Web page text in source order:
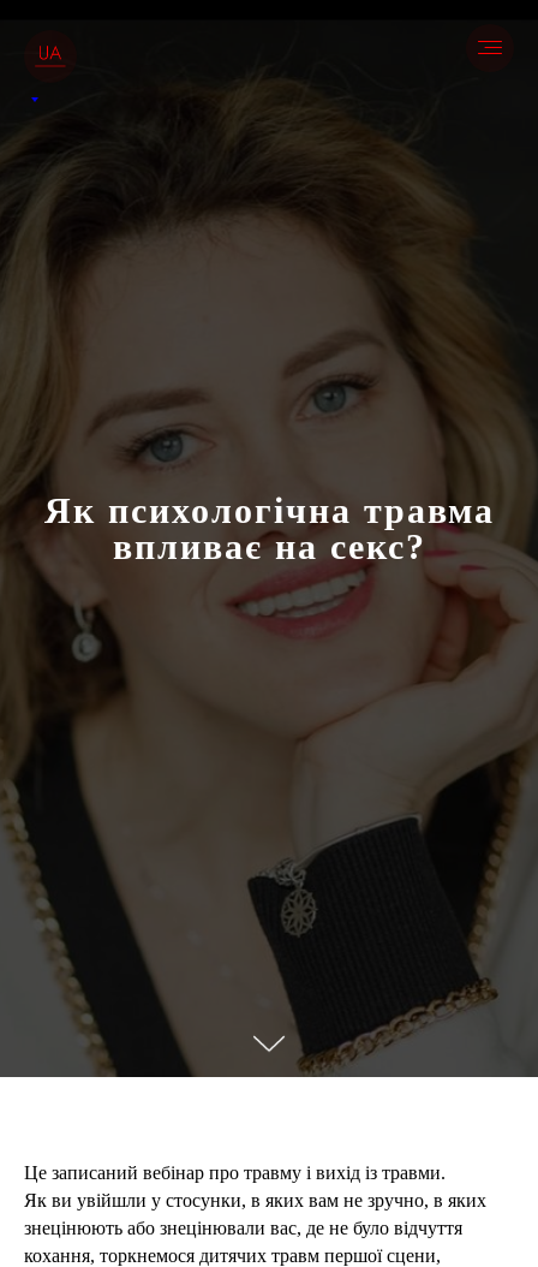
Як психологічна травма
впливає на секс?
Це записаний вебінар про травму і вихід із травми.
Як ви увійшли у стосунки, в яких вам не зручно, в яких
знецінюють або знецінювали вас, де не було відчуття
кохання, торкнемося дитячих травм першої сцени,